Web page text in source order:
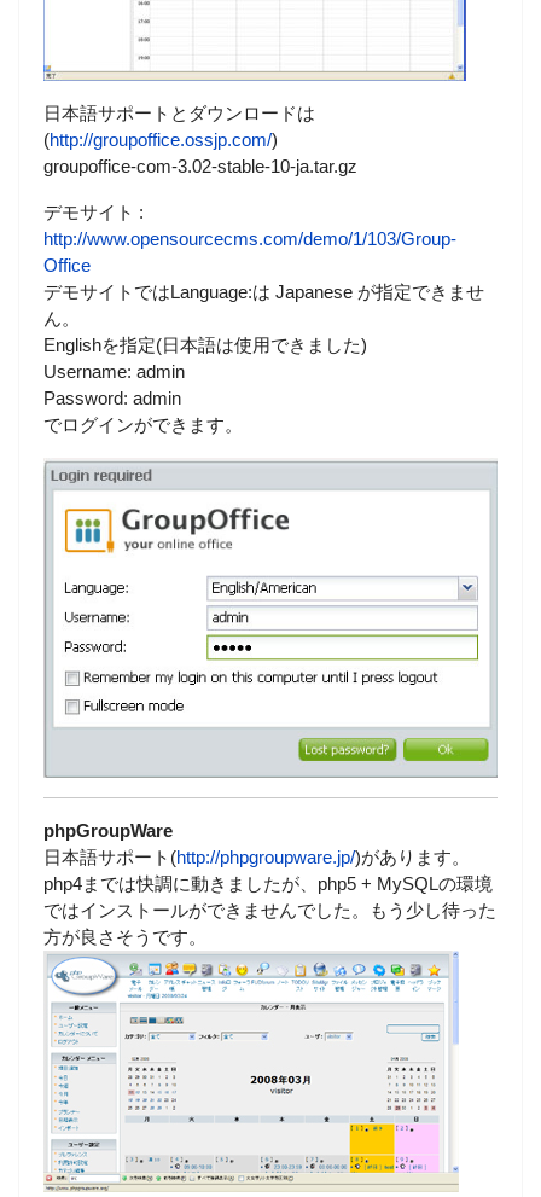
日本語サポートとダウンロードは
(http://groupoffice.ossjp.com/)
groupoffice-com-3.02-stable-10-ja.tar.gz
デモサイト :
http://www.opensourcecms.com/demo/1/103/Group-
Office
デモサイトではLanguage:は Japanese が指定できませ
ん。
Englishを指定(日本語は使用できました)
Username: admin
Password: admin
でログインができます。
phpGroupWare
日本語サポート(http://phpgroupware.jp/)があります。
php4までは快調に動きましたが、php5 + MySQLの環境
ではインストールができませんでした。もう少し待った
方が良さそうです。